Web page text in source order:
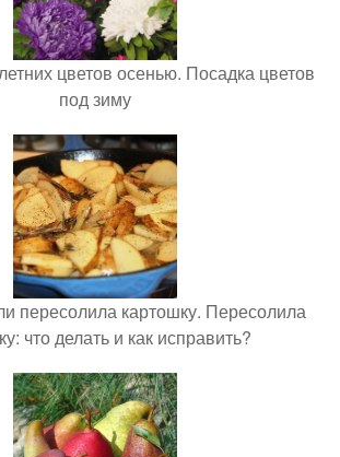
цветов осенью. Посадка цветов
под зиму
пересолила картошку. Пересолила
что делать и как исправить?